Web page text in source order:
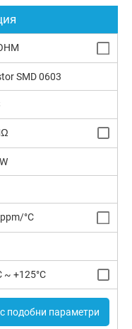
SMD 0603
°C
~ +125°C
подобни параметри